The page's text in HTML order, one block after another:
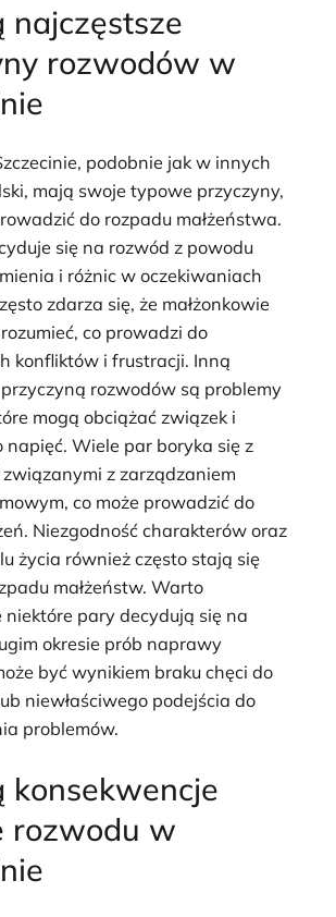
najczęstsze
rozwodów w
podobnie jak w innych
mają swoje typowe przyczyny,
do rozpadu małżeństwa.
się na rozwód z powodu
i różnic w oczekiwaniach
zdarza się, że małżonkowie
co prowadzi do
konfliktów i frustracji. Inną
rozwodów są problemy
mogą obciążać związek i
napięć. Wiele par boryka się z
z zarządzaniem
co może prowadzić do
Niezgodność charakterów oraz
życia również często stają się
małżeństw. Warto
niektóre pary decydują się na
okresie prób naprawy
być wynikiem braku chęci do
niewłaściwego podejścia do
problemów.
konsekwencje
rozwodu w